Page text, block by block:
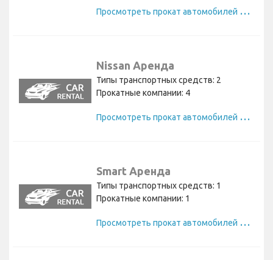
П
росмотреть прокат автомобилей Toyota
Nissan Аренда
Типы транспортных средств: 2
Прокатные компании: 4
П
росмотреть прокат автомобилей Nissan
Smart Аренда
Типы транспортных средств: 1
Прокатные компании: 1
П
росмотреть прокат автомобилей Smart